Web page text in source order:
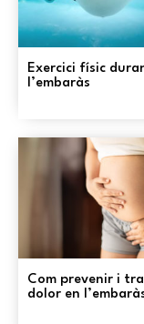
Exercici físic
l’embaràs
Com prevenir i
dolor en